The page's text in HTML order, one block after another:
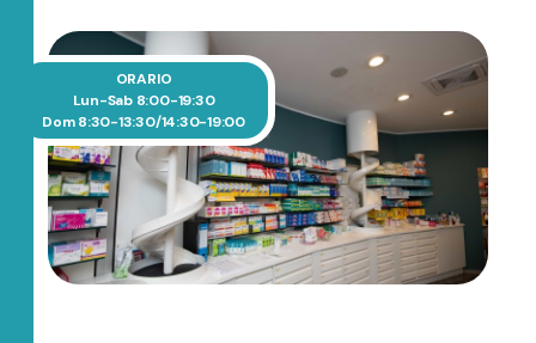
ORARIO
Lun-Sab 8:00-19:30
Dom 8:30-13:30/14:30-19:00